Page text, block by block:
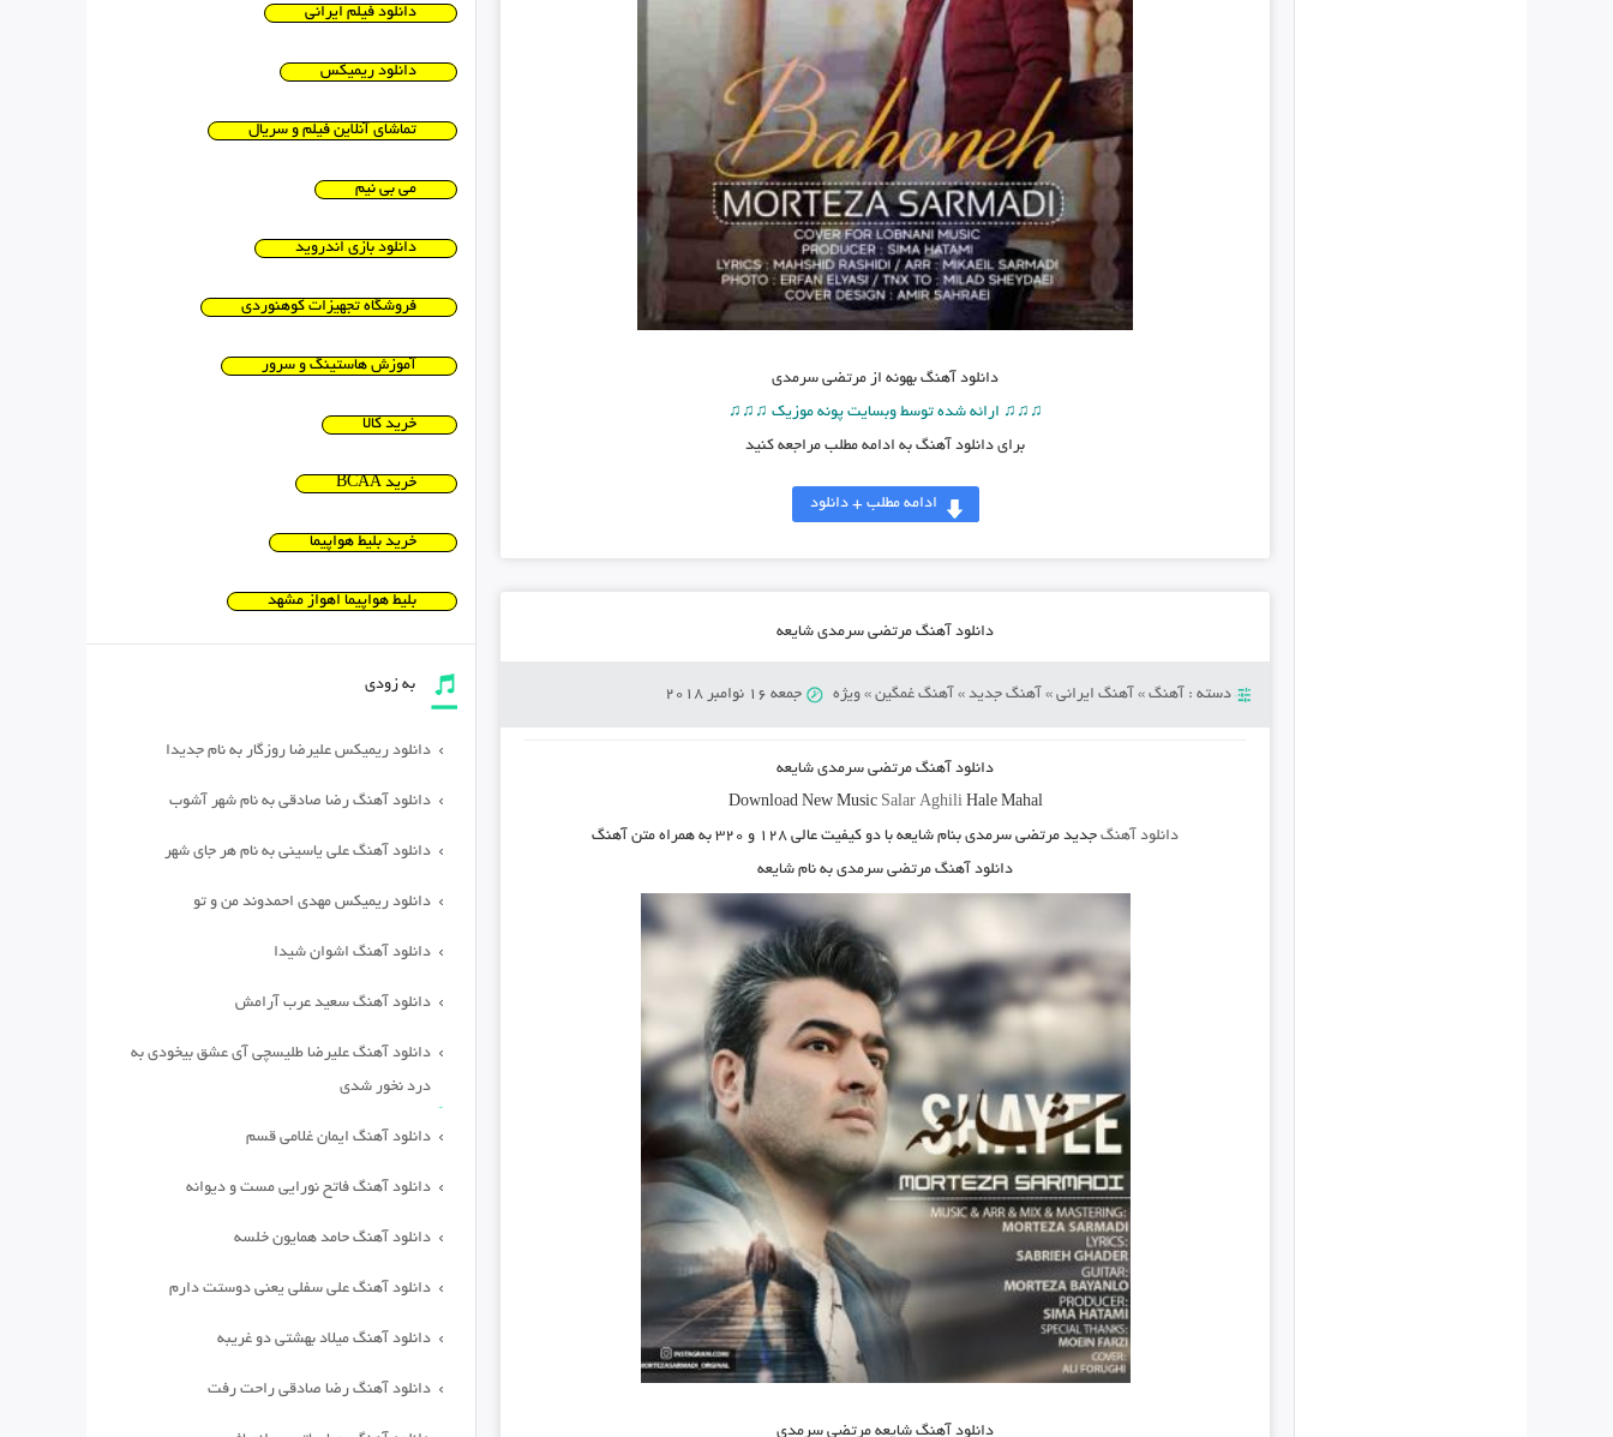
دانلود آهنگبهونه از مرتضی سرمدی
♫♫♫ ارائه شده توسط وبسایت پونه موزیک ♫♫♫
برای دانلود آهنگ به ادامه مطلب مراجعه کنید
ادامه مطلب + دانلود
دانلود آهنگ مرتضی سرمدی شایعه
دسته : آهنگ» آهنگ ایرانی» آهنگ جدید» آهنگ غمگین» ویژه جمعه 16 نوامبر 2018
دانلود آهنگ مرتضی سرمدی شایعه
Download New Music Salar AghiliHale Mahal
دانلود آهنگجدید مرتضی سرمدی بنام شایعه با دو کیفیت عالی ۱۲۸ و ۳۲۰ به همراه متن آهنگ
دانلود آهنگ مرتضی سرمدی به نام شایعه
دانلود آهنگ شایعه مرتضی سرمدی
دانلود فیلم ایرانی
دانلود ریمیکس
تماشای آنلاین فیلم و سریال
می بی نیم
دانلود بازی اندروید
فروشگاه تجهیزات کوهنوردی
آموزش هاستینگ و سرور
خرید کالا
خرید BCAA
خرید بلیط هواپیما
بلیط هواپیما اهواز مشهد
به زودی
دانلود ریمیکس علیرضا روزگار به نام جدیدا
دانلود آهنگ رضا صادقی به نام شهر آشوب
دانلود آهنگ علی یاسینی به نام هر جای شهر
دانلود ریمیکس مهدی احمدوند من و تو
دانلود آهنگ اشوان شیدا
دانلود آهنگ سعید عرب آرامش
دانلود آهنگ علیرضا طلیسچی آی عشق بیخودی به
درد نخور شدی
دانلود آهنگ ایمان غلامی قسم
دانلود آهنگ فاتح نورایی مست و دیوانه
دانلود آهنگ حامد همایون خلسه
دانلود آهنگ علی سفلی یعنی دوستت دارم
دانلود آهنگ میلاد بهشتی دو غریبه
دانلود آهنگ رضا صادقی راحت رفت